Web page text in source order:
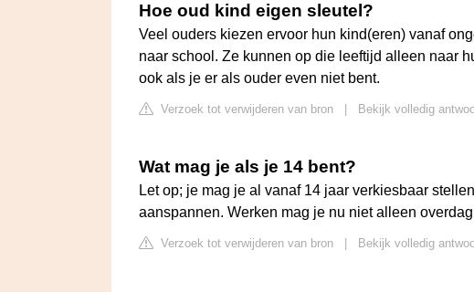
Hoe oud kind eigen sleutel?
Veel ouders kiezen ervoor hun kind(eren) vanaf
naar school. Ze kunnen op die leeftijd alleen naar
ook als je er als ouder even niet bent.
Verzoek tot verwijderen van bron Bekijk volledig
Wat mag je als je 14 bent?
Let op; je mag je al vanaf 14 jaar verkiesbaar
aanspannen. Werken mag je nu niet alleen
Verzoek tot verwijderen van bron Bekijk volledig